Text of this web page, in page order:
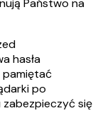
Państwo na
hasła
pamiętać
po
zabezpieczyć się